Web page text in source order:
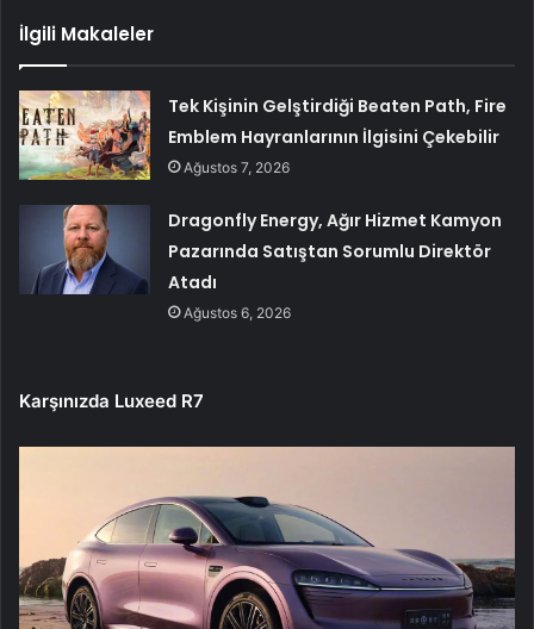
İlgili Makaleler
Tek Kişinin Gelştirdiği Beaten Path, Fire
Emblem Hayranlarının İlgisini Çekebilir
Ağustos 7, 2026
Dragonfly Energy, Ağır Hizmet Kamyon
Pazarında Satıştan Sorumlu Direktör
Atadı
Ağustos 6, 2026
Karşınızda Luxeed R7